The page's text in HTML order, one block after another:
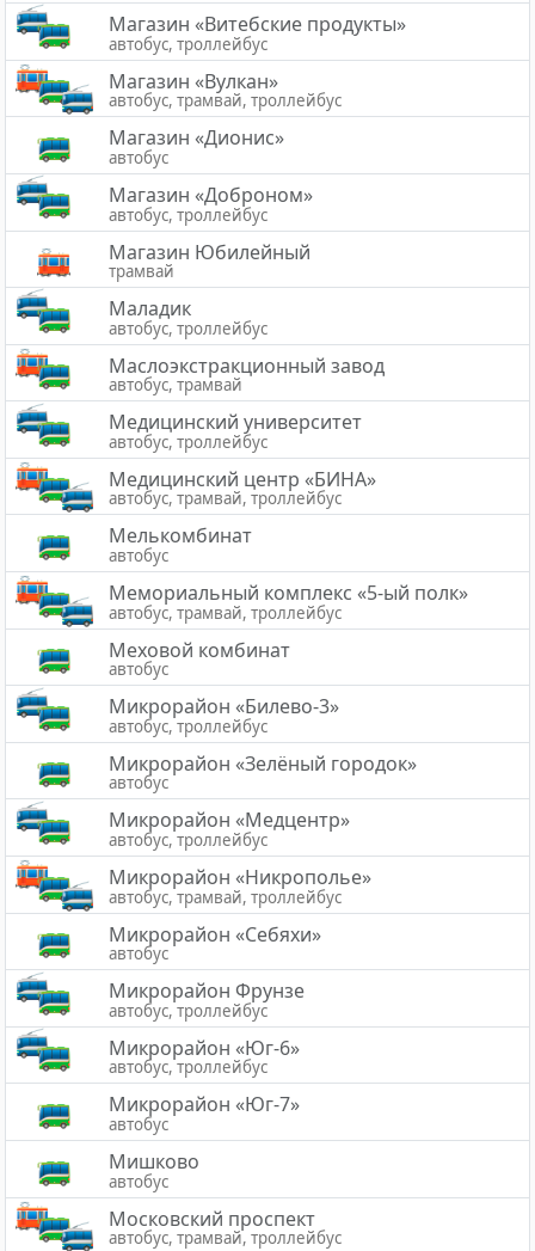
Магазин «Витебские продукты»
автобус, троллейбус
Магазин «Вулкан»
автобус, трамвай, троллейбус
Магазин «Дионис»
автобус
Магазин «Доброном»
автобус, троллейбус
Магазин Юбилейный
трамвай
Маладик
автобус, троллейбус
Маслоэкстракционный завод
автобус, трамвай
Медицинский университет
автобус, троллейбус
Медицинский центр «БИНА»
автобус, трамвай, троллейбус
Мелькомбинат
автобус
Мемориальный комплекс «5-ый полк»
автобус, трамвай, троллейбус
Меховой комбинат
автобус
Микрорайон «Билево-3»
автобус, троллейбус
Микрорайон «Зелёный городок»
автобус
Микрорайон «Медцентр»
автобус, троллейбус
Микрорайон «Никрополье»
автобус, трамвай, троллейбус
Микрорайон «Себяхи»
автобус
Микрорайон Фрунзе
автобус, троллейбус
Микрорайон «Юг-6»
автобус, троллейбус
Микрорайон «Юг-7»
автобус
Мишково
автобус
Московский проспект
автобус, трамвай, троллейбус